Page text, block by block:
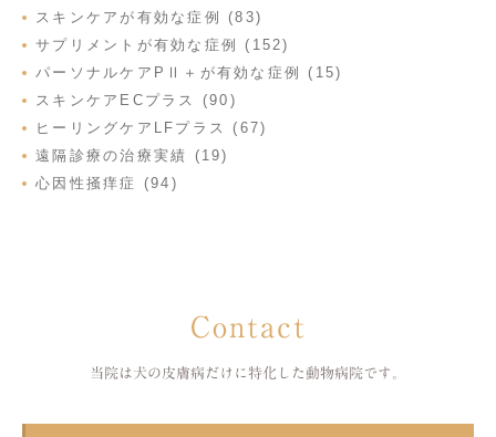
スキンケアが有効な症例 (83)
サプリメントが有効な症例 (152)
パーソナルケアPⅡ＋が有効な症例 (15)
スキンケアECプラス (90)
ヒーリングケアLFプラス (67)
遠隔診療の治療実績 (19)
心因性掻痒症 (94)
Contact
当院は犬の皮膚病だけに特化した 動物病院です。